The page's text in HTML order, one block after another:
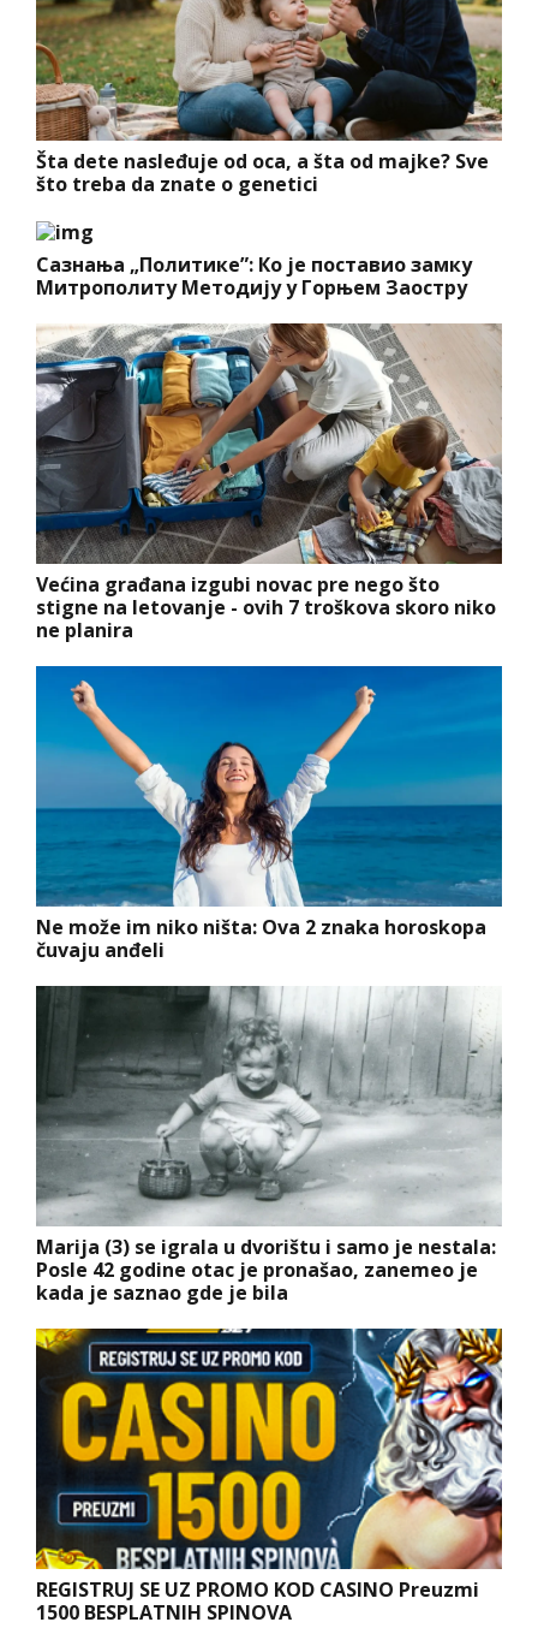
Šta dete nasleđuje od oca, a šta od majke? Sve
što treba da znate o genetici
Сазнања „Политике”: Ко је поставио замку
Митрополиту Методију у Горњем Заостру
Većina građana izgubi novac pre nego što
stigne na letovanje - ovih 7 troškova skoro niko
ne planira
Ne može im niko ništa: Ova 2 znaka horoskopa
čuvaju anđeli
Marija (3) se igrala u dvorištu i samo je nestala:
Posle 42 godine otac je pronašao, zanemeo je
kada je saznao gde je bila
REGISTRUJ SE UZ PROMO KOD CASINO Preuzmi
1500 BESPLATNIH SPINOVA